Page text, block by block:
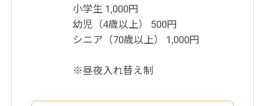
小学生 1,000円
幼児（4歳以上） 500円
シニア（70歳以上） 1,000円
※昼夜入れ替え制